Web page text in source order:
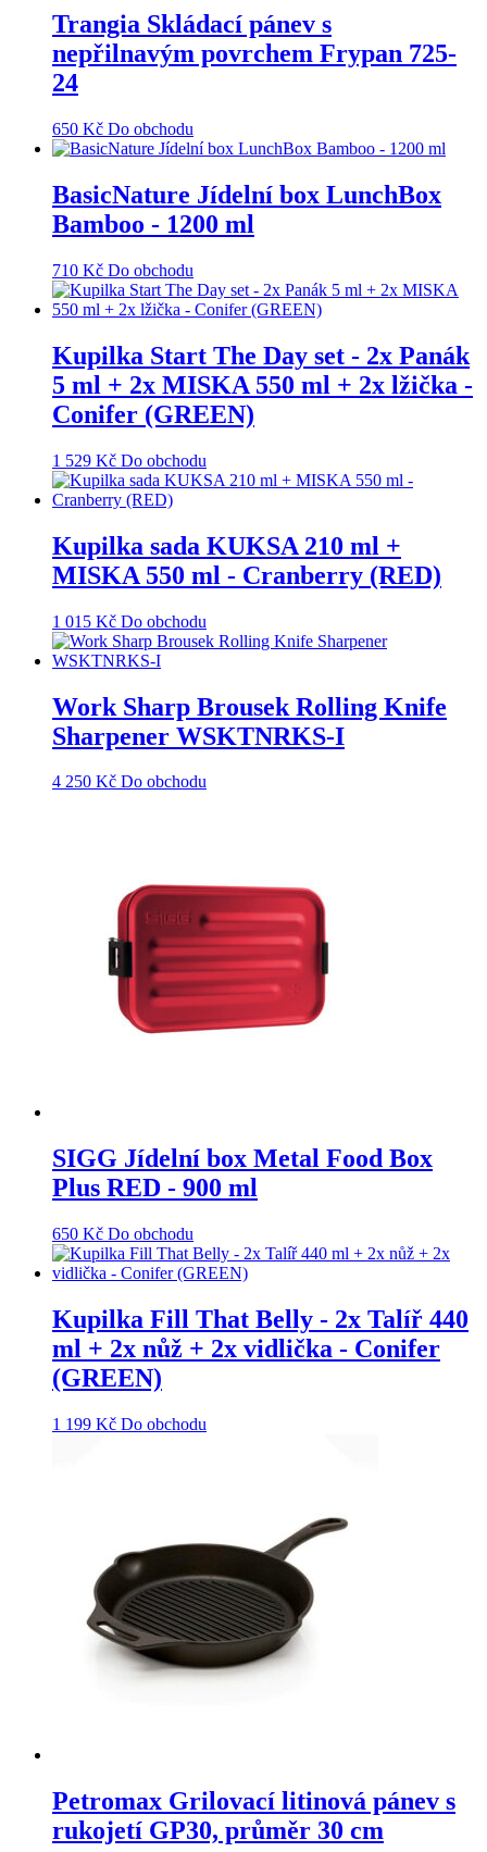
Trangia Skládací pánev s
nepřilnavým povrchem Frypan 725-
24
650 Kč Do obchodu
BasicNature Jídelní box LunchBox
Bamboo - 1200 ml
710 Kč Do obchodu
Kupilka Start The Day set - 2x Panák
5 ml + 2x MISKA 550 ml + 2x lžička -
Conifer (GREEN)
1 529 Kč Do obchodu
Kupilka sada KUKSA 210 ml +
MISKA 550 ml - Cranberry (RED)
1 015 Kč Do obchodu
Work Sharp Brousek Rolling Knife
Sharpener WSKTNRKS-I
4 250 Kč Do obchodu
SIGG Jídelní box Metal Food Box
Plus RED - 900 ml
650 Kč Do obchodu
Kupilka Fill That Belly - 2x Talíř 440
ml + 2x nůž + 2x vidlička - Conifer
(GREEN)
1 199 Kč Do obchodu
Petromax Grilovací litinová pánev s
rukojetí GP30, průměr 30 cm